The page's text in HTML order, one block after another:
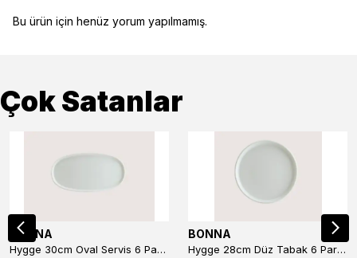
Bu ürün için henüz yorum yapılmamış.
Çok Satanlar
BONNA
Hygge 30cm Oval Servis 6 Parça
BONNA
Hygge 28cm Düz Tabak 6 Parça